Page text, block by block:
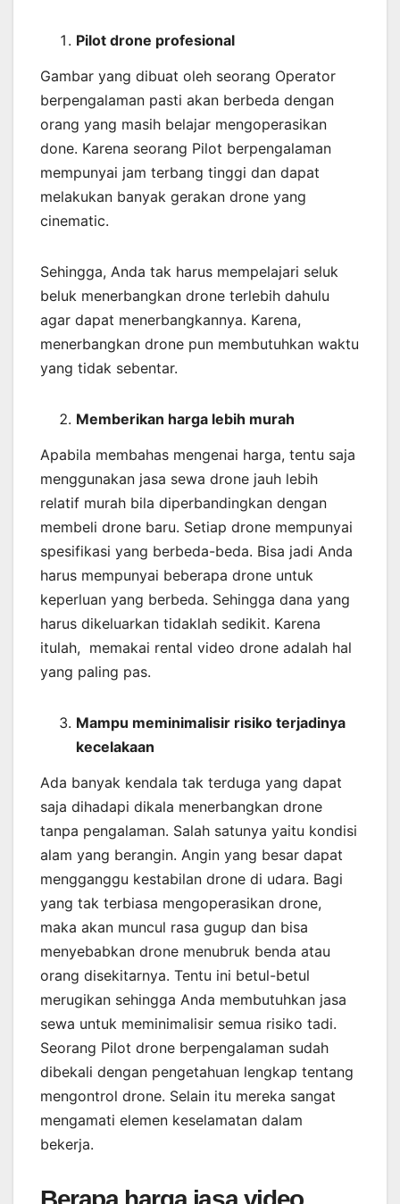
Pilot drone profesional
Gambar yang dibuat oleh seorang Operator
berpengalaman pasti akan berbeda dengan
orang yang masih belajar mengoperasikan
done. Karena seorang Pilot berpengalaman
mempunyai jam terbang tinggi dan dapat
melakukan banyak gerakan drone yang
cinematic.
Sehingga, Anda tak harus mempelajari seluk
beluk menerbangkan drone terlebih dahulu
agar dapat menerbangkannya. Karena,
menerbangkan drone pun membutuhkan waktu
yang tidak sebentar.
Memberikan harga lebih murah
Apabila membahas mengenai harga, tentu saja
menggunakan jasa sewa drone jauh lebih
relatif murah bila diperbandingkan dengan
membeli drone baru. Setiap drone mempunyai
spesifikasi yang berbeda-beda. Bisa jadi Anda
harus mempunyai beberapa drone untuk
keperluan yang berbeda. Sehingga dana yang
harus dikeluarkan tidaklah sedikit. Karena
itulah, memakai rental video drone adalah hal
yang paling pas.
Mampu meminimalisir risiko terjadinya
kecelakaan
Ada banyak kendala tak terduga yang dapat
saja dihadapi dikala menerbangkan drone
tanpa pengalaman. Salah satunya yaitu kondisi
alam yang berangin. Angin yang besar dapat
mengganggu kestabilan drone di udara. Bagi
yang tak terbiasa mengoperasikan drone,
maka akan muncul rasa gugup dan bisa
menyebabkan drone menubruk benda atau
orang disekitarnya. Tentu ini betul-betul
merugikan sehingga Anda membutuhkan jasa
sewa untuk meminimalisir semua risiko tadi.
Seorang Pilot drone berpengalaman sudah
dibekali dengan pengetahuan lengkap tentang
mengontrol drone. Selain itu mereka sangat
mengamati elemen keselamatan dalam
bekerja.